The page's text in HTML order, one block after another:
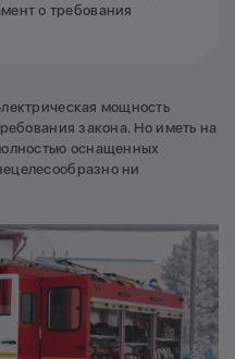
о требования
мощность
закона. Но иметь на
оснащенных
ни